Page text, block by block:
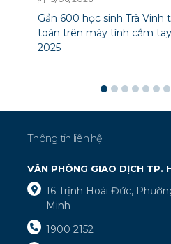
Gần 600 học sinh Trà Vinh
toán trên máy tính cầm
2025
Thông tin liên hệ
VĂN PHÒNG GIAO DỊCH TP.
16 Trịnh Hoài Đức,
Minh
1900 2152